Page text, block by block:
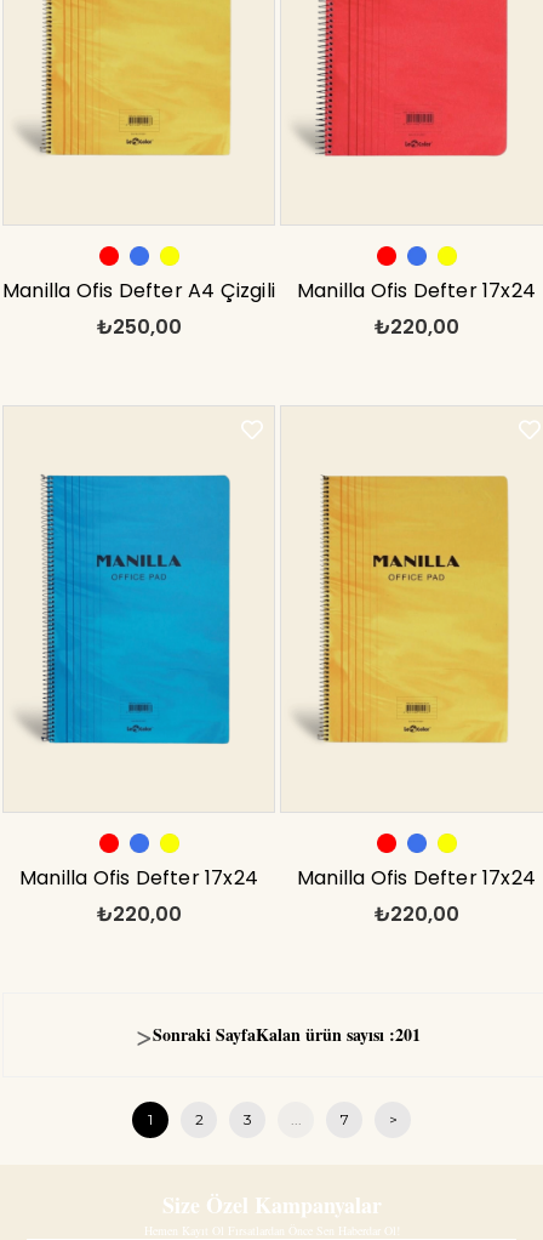
Manilla Ofis Defter A4 Çizgili
Sarı
₺250,00
Manilla Ofis Defter 17x24
Kareli Kırmızı
₺220,00
Manilla Ofis Defter 17x24
Kareli Mavi
₺220,00
Manilla Ofis Defter 17x24
Kareli Sarı
₺220,00
>Sonraki SayfaKalan ürün sayısı :201
1 2 3 ... 7 >
Size Özel Kampanyalar
Hemen Kayıt Ol Fırsatlardan Önce Sen Haberdar Ol!